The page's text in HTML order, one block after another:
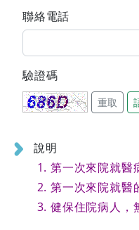
聯絡電話
驗證碼
重取
說明
第一次來院就醫
第一次來院就醫
健保住院病人，